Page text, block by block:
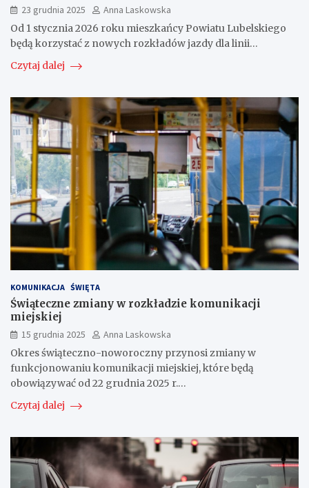
23 grudnia 2025
Anna Laskowska
Od 1 stycznia 2026 roku mieszkańcy Powiatu Lubelskiego
będą korzystać z nowych rozkładów jazdy dla linii…
Czytaj dalej
KOMUNIKACJA ŚWIĘTA
Świąteczne zmiany w rozkładzie komunikacji
miejskiej
15 grudnia 2025
Anna Laskowska
Okres świąteczno-noworoczny przynosi zmiany w
funkcjonowaniu komunikacji miejskiej, które będą
obowiązywać od 22 grudnia 2025 r.…
Czytaj dalej